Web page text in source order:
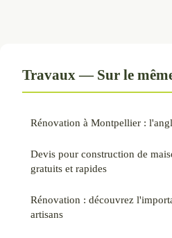
Travaux — Sur le
Rénovation à Montpellier :
Devis pour construction de
gratuits et rapides
Rénovation : découvrez
artisans